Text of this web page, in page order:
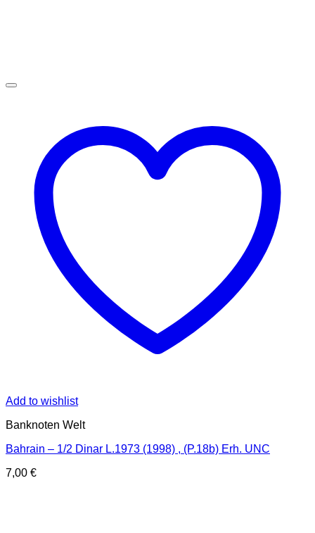
Add to wishlist
Banknoten Welt
Bahrain – 1/2 Dinar L.1973 (1998) , (P.18b) Erh. UNC
7,00 €